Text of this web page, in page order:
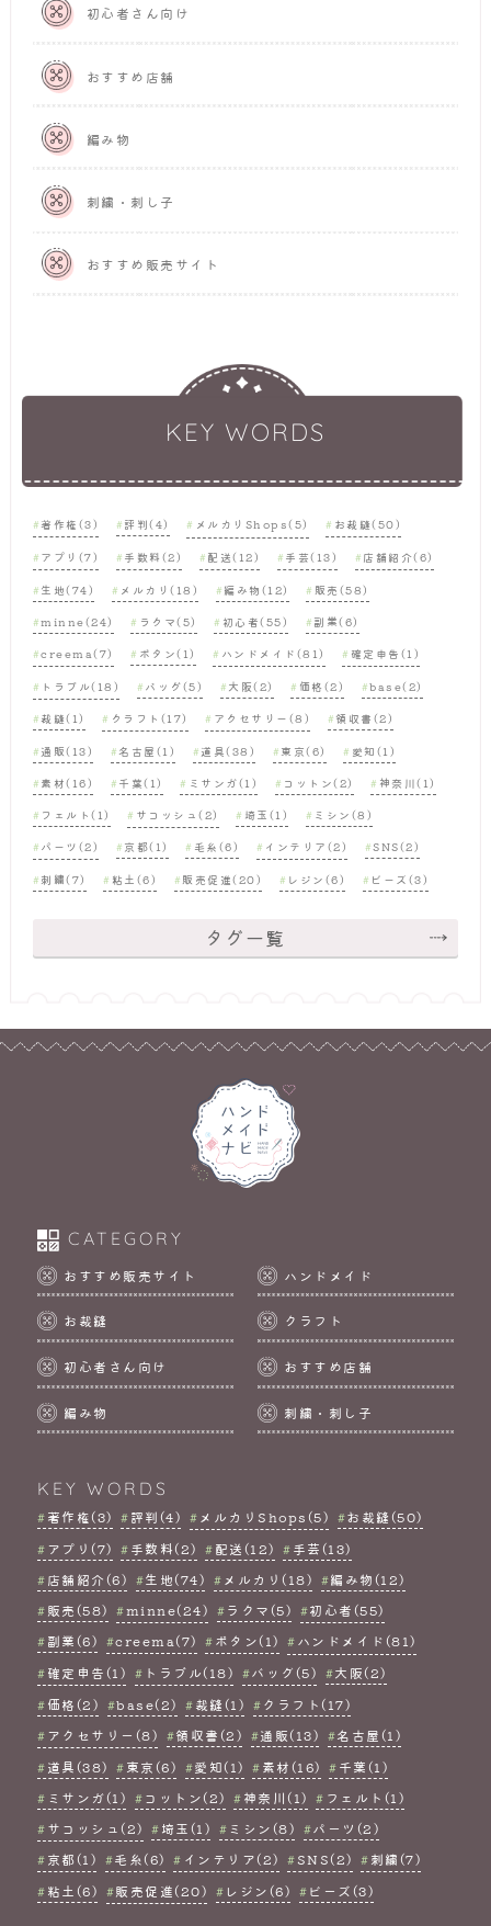
初心者さん向け
おすすめ店舗
編み物
刺繍・刺し子
おすすめ販売サイト
KEY WORDS
著作権(3) 評判(4) メルカリShops(5) お裁縫(50)
アプリ(7) 手数料(2) 配送(12) 手芸(13) 店舗紹介(6)
生地(74) メルカリ(18) 編み物(12) 販売(58)
minne(24) ラクマ(5) 初心者(55) 副業(6)
creema(7) ボタン(1) ハンドメイド(81) 確定申告(1)
トラブル(18) バッグ(5) 大阪(2) 価格(2) base(2)
裁縫(1) クラフト(17) アクセサリー(8) 領収書(2)
通販(13) 名古屋(1) 道具(38) 東京(6) 愛知(1)
素材(16) 千葉(1) ミサンガ(1) コットン(2) 神奈川(1)
フェルト(1) サコッシュ(2) 埼玉(1) ミシン(8)
パーツ(2) 京都(1) 毛糸(6) インテリア(2) SNS(2)
刺繍(7) 粘土(6) 販売促進(20) レジン(6) ビーズ(3)
タグ一覧
CATEGORY
おすすめ販売サイト ハンドメイド
お裁縫 クラフト
初心者さん向け おすすめ店舗
編み物 刺繍・刺し子
KEY WORDS
著作権(3) 評判(4) メルカリShops(5)
お裁縫(50)
アプリ(7)
手数料(2) 配送(12)
手芸(13)
店舗紹介(6)
生地(74) メルカリ(18)
編み物(12)
販売(58)
minne(24) ラクマ(5)
初心者(55)
副業(6)
creema(7) ボタン(1)
ハンドメイド(81)
確定申告(1)
トラブル(18) バッグ(5)
大阪(2)
価格(2)
base(2) 裁縫(1)
クラフト(17)
アクセサリー(8)
領収書(2) 通販(13)
名古屋(1)
道具(38)
東京(6) 愛知(1) 素材(16)
千葉(1)
ミサンガ(1)
コットン(2) 神奈川(1)
フェルト(1)
サコッシュ(2)
埼玉(1) ミシン(8)
パーツ(2)
京都(1)
毛糸(6) インテリア(2) SNS(2)
刺繍(7)
粘土(6)
販売促進(20) レジン(6) ビーズ(3)